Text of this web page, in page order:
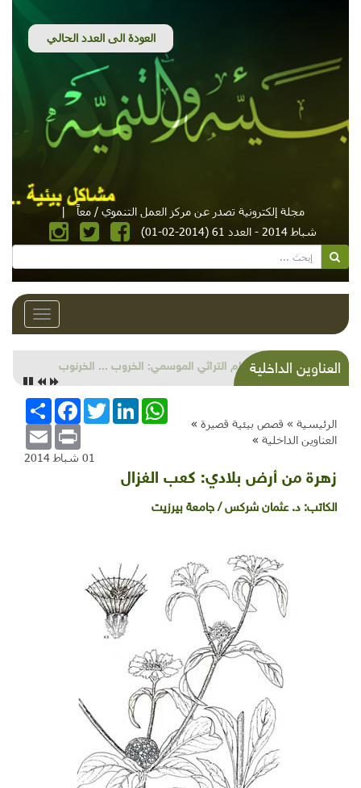
مجلة إلكترونية تصدر عن مركز العمل التنموي / معاً
|
شباط 2014 - العدد 61 (2014-02-01)
Toggle
العناوين الداخليةالطعام التراثي الموسمي: الخروب ... الخرنوب
الرئيسية » قصص بيئية قصيرة »
العناوين الداخلية »
انشر
FacebookTwitterLinkedInWhatsApp
Email Print
01 شباط 2014
زهرة من أرض بلادي: كعب الغزال
الكاتب: د. عثمان شركس / جامعة بيرزيت